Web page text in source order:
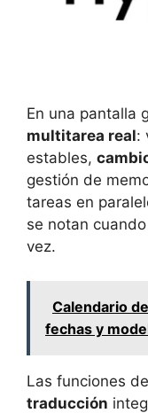
En una pantalla
multitarea real:
estables,
gestión de
tareas en
se notan
vez.
Calendario
fechas y
Las funciones de
traducción